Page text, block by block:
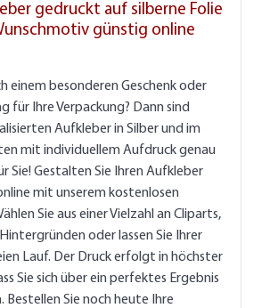
gedruckt auf silberne Folie
günstig online
einem besonderen Geschenk oder
für Ihre Verpackung? Dann sind
Aufkleber in Silber und im
mit individuellem Aufdruck genau
Sie! Gestalten Sie Ihren Aufkleber
mit unserem kostenlosen
Sie aus einer Vielzahl an Cliparts,
oder lassen Sie Ihrer
Lauf. Der Druck erfolgt in höchster
Sie sich über ein perfektes Ergebnis
Bestellen Sie noch heute Ihre